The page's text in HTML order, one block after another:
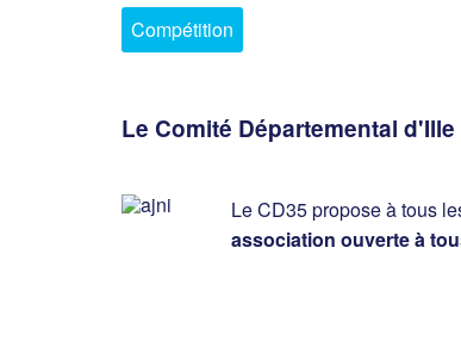
Compétition
Le Comité Départemental
Le CD35 propose à tous
association ouverte à